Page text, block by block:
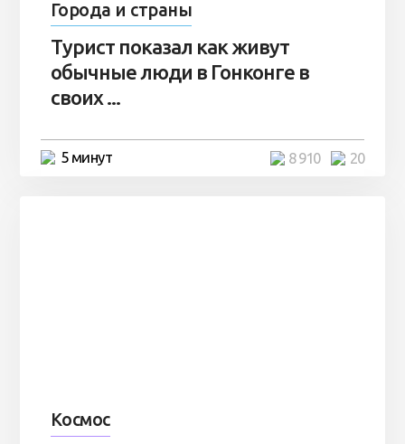
Города и страны
Турист показал как живут
обычные люди в Гонконге в
своих ...
5 минут 20
8 910
Космос